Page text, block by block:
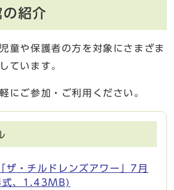
紹介
童や保護者の方を対象にさまざま
ています。
にご参加・ご利用ください。
ザ・チルドレンズアワー」7月
式、1.43MB)